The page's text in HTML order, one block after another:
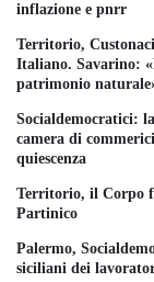
inflazione e pnrr
Territorio,
Italiano. Savarino:
patrimonio
Socialdemocratici:
camera di
quiescenza
Territorio, il Corpo
Partinico
Palermo,
siciliani dei